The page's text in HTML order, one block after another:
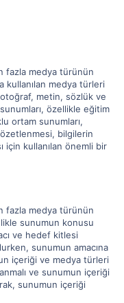
fazla medya türünün
kullanılan medya türleri
metin, sözlük ve
özellikle eğitim
ortam sunumları,
özetlenmesi, bilgilerin
için kullanılan önemli bir
fazla medya türünün
sunumun konusu
ve hedef kitlesi
sunumun amacına
içeriği ve medya türleri
ve sunumun içeriği
sunumun içeriği